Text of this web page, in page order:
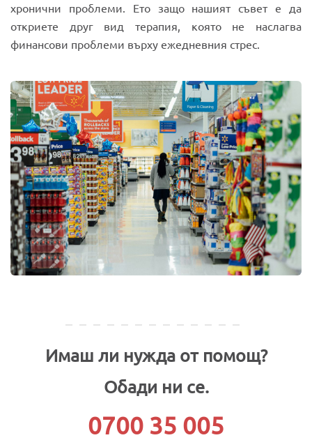
хронични проблеми. Ето защо нашият съвет е да
откриете друг вид терапия, която не наслагва
финансови проблеми върху ежедневния стрес.
Имаш ли нужда от помощ?
Обади ни се.
0700 35 005